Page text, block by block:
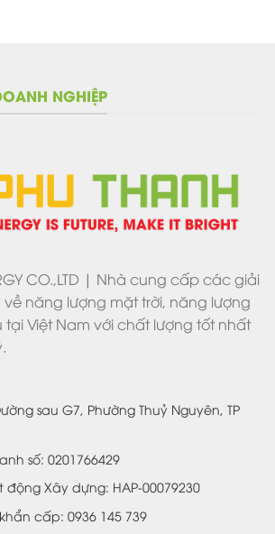
NGHIỆP
CO.,LTD | Nhà cung cấp các giải
năng lượng mặt trời, năng lượng
Việt Nam với chất lượng tốt nhất
sau G7, Phường Thuỷ Nguyên, TP
số: 0201766429
Xây dựng: HAP-00079230
cấp: 0936 145 739